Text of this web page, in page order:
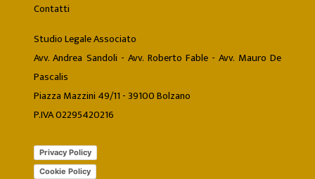
Contatti
Studio Legale Associato
Avv. Andrea Sandoli - Avv. Roberto Fable - Avv. Mauro De
Pascalis
Piazza Mazzini 49/11 - 39100 Bolzano
P.IVA 02295420216
Privacy Policy
Cookie Policy